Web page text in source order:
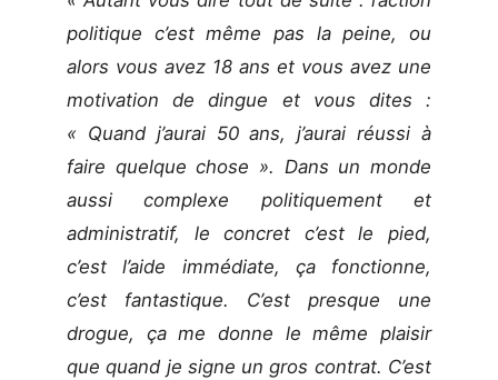
politique c’est même pas la peine, ou
alors vous avez 18 ans et vous avez une
motivation de dingue et vous dites :
« Quand j’aurai 50 ans, j’aurai réussi à
faire quelque chose ». Dans un monde
aussi complexe politiquement et
administratif, le concret c’est le pied,
c’est l’aide immédiate, ça fonctionne,
c’est fantastique. C’est presque une
drogue, ça me donne le même plaisir
que quand je signe un gros contrat. C’est